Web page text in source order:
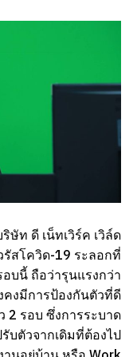
ษัท ดี เน็ทเวิร์ค เวิล์ด
รัสโควิด-19 ระลอกที่
บนี้ ถือว่ารุนแรงกว่า
งมีการป้องกันตัวที่ดี
2 รอบ ซึ่งการระบาด
บตัวจากเดิมที่ต้องไป